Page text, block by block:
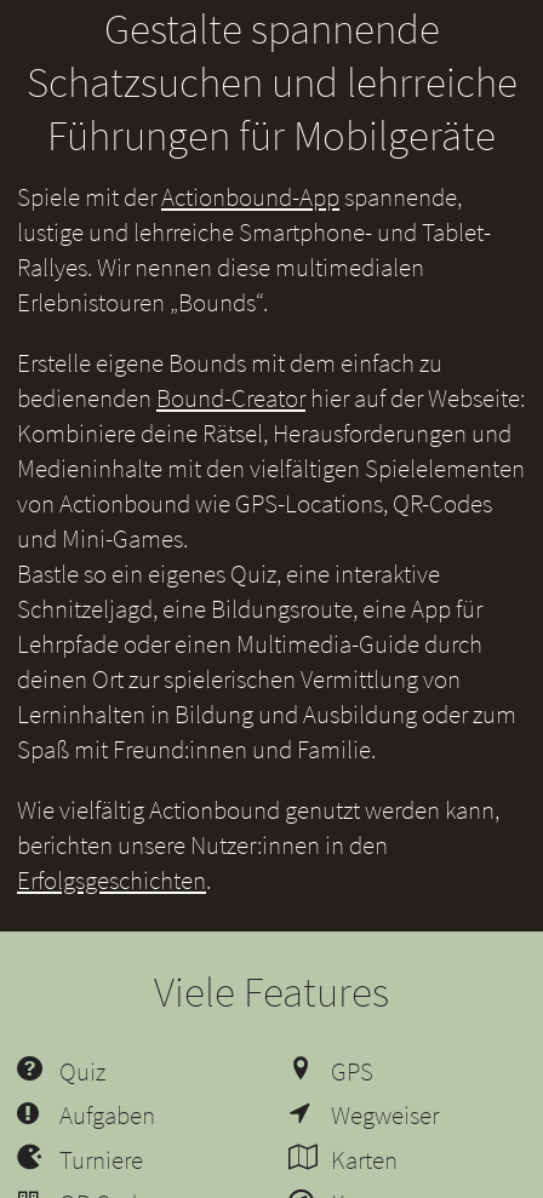
Gestalte spannende
Schatzsuchen und lehrreiche
Führungen für Mobilgeräte
Spiele mit derActionbound-Appspannende,
lustige und lehrreiche Smartphone- und Tablet-
Rallyes. Wir nennen diese multimedialen
Erlebnistouren „Bounds“.
Erstelle eigene Bounds mit dem einfach zu
bedienenden Bound-Creatorhier auf der Webseite:
Kombiniere deine Rätsel, Herausforderungen und
Medieninhalte mit den vielfältigen Spielelementen
von Actionbound wie GPS-Locations, QR-Codes
und Mini-Games.
Bastle so ein eigenes Quiz, eine interaktive
Schnitzeljagd, eine Bildungsroute, eine App für
Lehrpfade oder einen Multimedia-Guide durch
deinen Ort zur spielerischen Vermittlung von
Lerninhalten in Bildung und Ausbildung oder zum
Spaß mit Freund:innen und Familie.
Wie vielfältig Actionbound genutzt werden kann,
berichten unsere Nutzer:innen in den
Erfolgsgeschichten.
Viele Features
Quiz
Aufgaben
Turniere
GPS
Wegweiser
Karten